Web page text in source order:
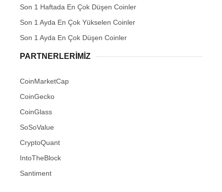
Son 1 Haftada En Çok Düşen Coinler
Son 1 Ayda En Çok Yükselen Coinler
Son 1 Ayda En Çok Düşen Coinler
PARTNERLERIMIZ
CoinMarketCap
CoinGecko
CoinGlass
SoSoValue
CryptoQuant
IntoTheBlock
Santiment